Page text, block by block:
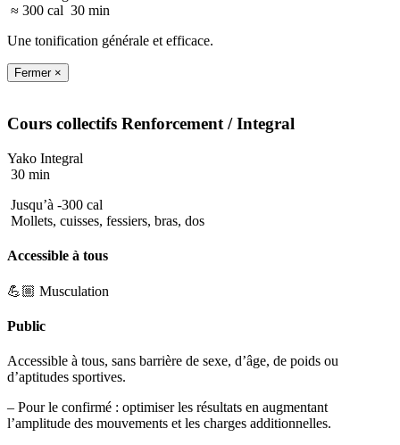
≈ 300 cal 30 min
Une tonification générale et efficace.
Fermer ×
Cours collectifs Renforcement / Integral
Yako Integral
30 min
Jusqu’à -300 cal
Mollets, cuisses, fessiers, bras, dos
Accessible à tous
💪🏼 Musculation
Public
Accessible à tous, sans barrière de sexe, d’âge, de poids ou
d’aptitudes sportives.
– Pour le confirmé : optimiser les résultats en augmentant
l’amplitude des mouvements et les charges additionnelles.